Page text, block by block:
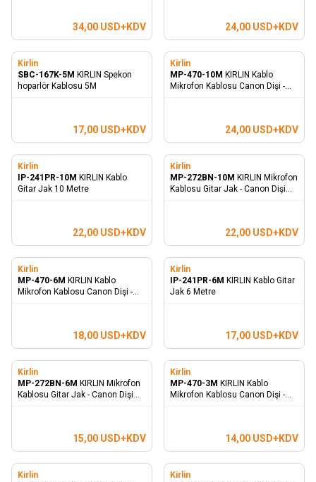
34,00 USD+KDV 24,00 USD+KDV
Kirlin
SBC-167K-5M KIRLIN Spekon
hoparlör Kablosu 5M
17,00 USD+KDV
Kirlin
MP-470-10M KIRLIN Kablo
Mikrofon Kablosu Canon Dişi -
24,00 USD+KDV
Kirlin
IP-241PR-10M KIRLIN Kablo
Gitar Jak 10 Metre
22,00 USD+KDV
Kirlin
MP-272BN-10M KIRLIN Mikrofon
Kablosu Gitar Jak - Canon Dişi
22,00 USD+KDV
Kirlin
MP-470-6M KIRLIN Kablo
Mikrofon Kablosu Canon Dişi -
18,00 USD+KDV
Kirlin
IP-241PR-6M KIRLIN Kablo Gitar
Jak 6 Metre
17,00 USD+KDV
Kirlin
MP-272BN-6M KIRLIN Mikrofon
Kablosu Gitar Jak - Canon Dişi
15,00 USD+KDV
Kirlin
MP-470-3M KIRLIN Kablo
Mikrofon Kablosu Canon Dişi -
14,00 USD+KDV
Kirlin
Kirlin